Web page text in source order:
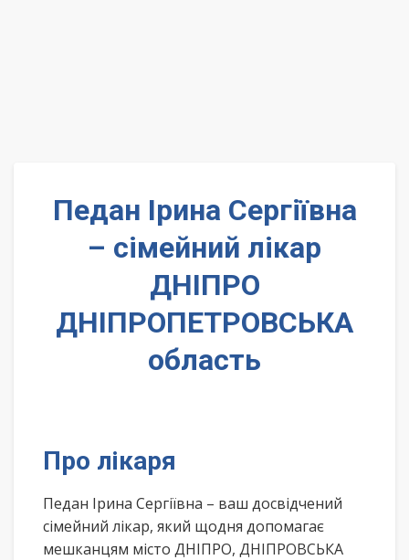
Педан Ірина Сергіївна
– сімейний лікар
ДНІПРО
ДНІПРОПЕТРОВСЬКА
область
Про лікаря
Педан Ірина Сергіївна – ваш досвідчений
сімейний лікар, який щодня допомагає
мешканцям місто ДНІПРО, ДНІПРОВСЬКА